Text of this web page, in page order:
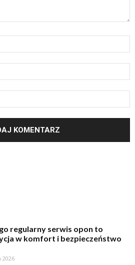
regularny serwis opon to
w komfort i bezpieczeństwo
2026